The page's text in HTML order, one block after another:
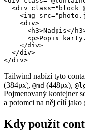
<div class="block
<img
    <div>
<h3>Nadpis</
<p>Popis
    </div>
  </div>
</div>
Tailwind nabízí tyto
(384px), @md (448px),
Pojmenovaný kontejner
a potomci na něj cílí jako
Kdy použít